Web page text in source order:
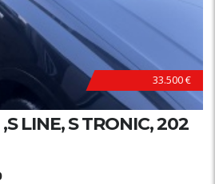
33.500 €
LINE, S TRONIC, 202